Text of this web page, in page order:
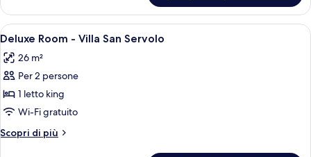
HOME
AGAVA
LUXURY
Apri
tutte
le
foto
per
Deluxe
Room
-
Minibar, una cassaforte in camera,
5
Deluxe Room - Villa San Servolo
26 m²
Per 2 persone
1 letto king
Wi-Fi gratuito
Scopri di più
Altri